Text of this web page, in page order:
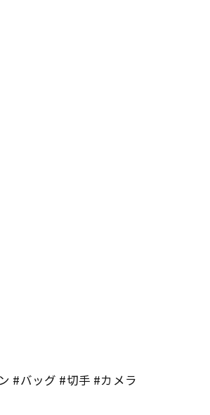
#バッグ #切手 #カメラ